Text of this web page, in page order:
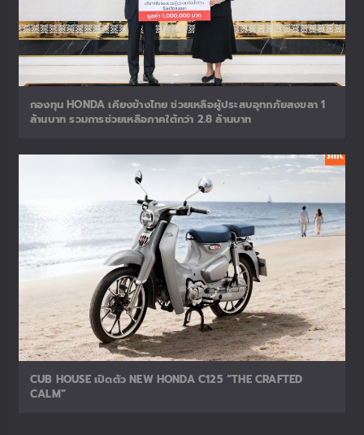
HONDA
JOR-JAIR
Web Director || Email : supradit@showmocyc.com ||
รถไม่ได้คุยกัน คนต่างหาก...ที่คุยกัน
RELATED ARTICLES